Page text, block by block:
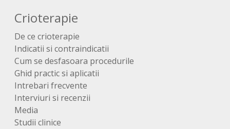
Crioterapie
De ce crioterapie
Indicatii si contraindicatii
Cum se desfasoara procedurile
Ghid practic si aplicatii
Intrebari frecvente
Interviuri si recenzii
Media
Studii clinice